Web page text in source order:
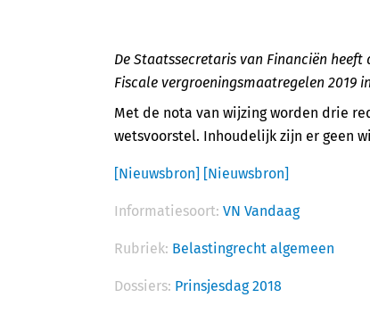
De Staatssecretaris van Financiën
Fiscale vergroeningsmaatregelen 2019
Met de nota van wijzing worden drie
wetsvoorstel. Inhoudelijk zijn er geen
[Nieuwsbron] [Nieuwsbron]
Informatiesoort: VN Vandaag
Rubriek: Belastingrecht algemeen
Dossiers: Prinsjesdag 2018